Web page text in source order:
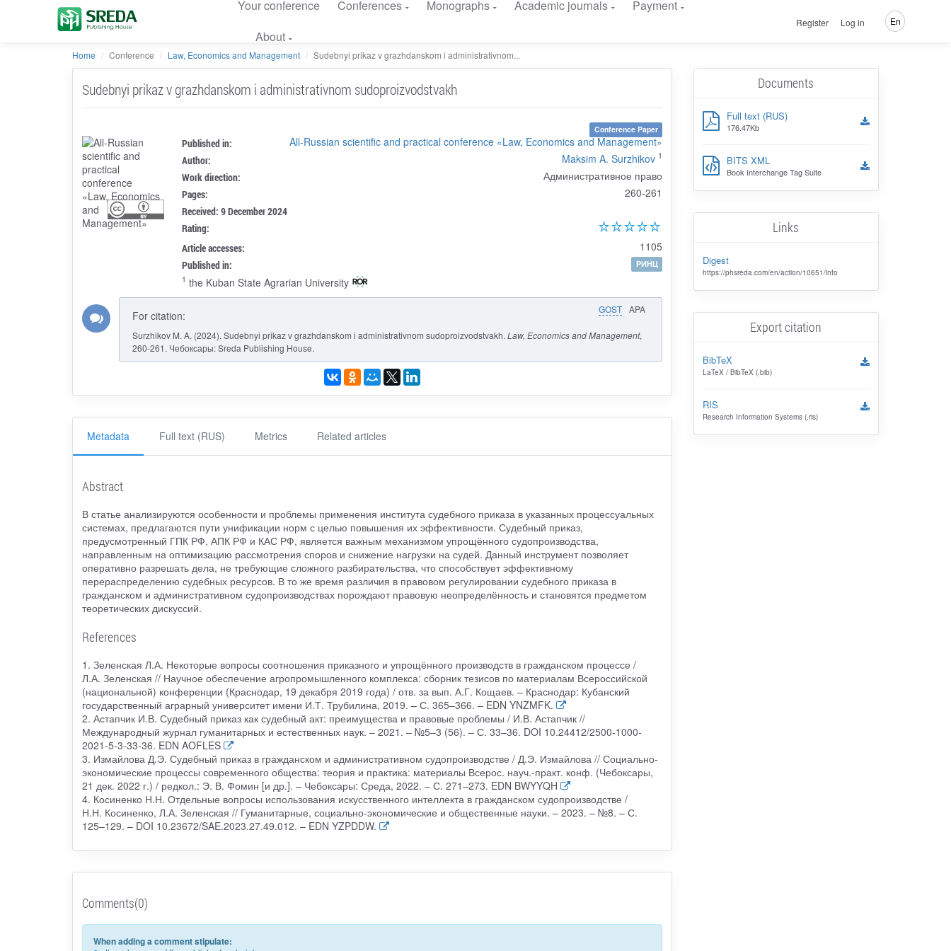
Your conference Conferences Monographs Academic journals
Payment
About
Register Log in En
Home Conference Law, Economics and Management Sudebnyi prikaz v grazhdanskom i administrativnom...
Sudebnyi prikaz v grazhdanskom i administrativnom sudoproizvodstvakh
Conference Paper
Published in: All-Russian scientific and practical conference «Law, Economics and Management»
Author: Maksim A. Surzhikov 1
Work direction: Административное право
Pages: 260-261
Received: 9 December 2024
Rating:
Article accesses:
1105
Published in:
РИНЦ
1 the Kuban State Agrarian University
GOST APA
For citation:
Surzhikov M. A. (2024). Sudebnyi prikaz v grazhdanskom i administrativnom sudoproizvodstvakh. Law, Economics and Management,
260-261. Чебоксары: Sreda Publishing House.
Metadata Full text (RUS) Metrics Related articles
Abstract
В статье анализируются особенности и проблемы применения института судебного приказа в указанных процессуальных
системах, предлагаются пути унификации норм с целью повышения их эффективности. Судебный приказ,
предусмотренный ГПК РФ, АПК РФ и КАС РФ, является важным механизмом упрощённого судопроизводства,
направленным на оптимизацию рассмотрения споров и снижение нагрузки на судей. Данный инструмент позволяет
оперативно разрешать дела, не требующие сложного разбирательства, что способствует эффективному
перераспределению судебных ресурсов. В то же время различия в правовом регулировании судебного приказа в
гражданском и административном судопроизводствах порождают правовую неопределённость и становятся предметом
теоретических дискуссий.
References
1. Зеленская Л.А. Некоторые вопросы соотношения приказного и упрощённого производств в гражданском процессе /
Л.А. Зеленская // Научное обеспечение агропромышленного комплекса: сборник тезисов по материалам Всероссийской
(национальной) конференции (Краснодар, 19 декабря 2019 года) / отв. за вып. А.Г. Кощаев. – Краснодар: Кубанский
государственный аграрный университет имени И.Т. Трубилина, 2019. – С. 365–366. – EDN YNZMFK.
2. Астапчик И.В. Судебный приказ как судебный акт: преимущества и правовые проблемы / И.В. Астапчик //
Международный журнал гуманитарных и естественных наук. – 2021. – №5–3 (56). – С. 33–36. DOI 10.24412/2500-1000-
2021-5-3-33-36. EDN AOFLES
3. Измайлова Д.Э. Судебный приказ в гражданском и административном судопроизводстве / Д.Э. Измайлова // Социально-
экономические процессы современного общества: теория и практика: материалы Всерос. науч.-практ. конф. (Чебоксары,
21 дек. 2022 г.) / редкол.: Э. В. Фомин [и др.]. – Чебоксары: Среда, 2022. – С. 271–273. EDN BWYYQH
4. Косиненко Н.Н. Отдельные вопросы использования искусственного интеллекта в гражданском судопроизводстве /
Н.Н. Косиненко, Л.А. Зеленская // Гуманитарные, социально-экономические и общественные науки. – 2023. – №8. – С.
125–129. – DOI 10.23672/SAE.2023.27.49.012. – EDN YZPDDW.
Comments(0)
When adding a comment stipulate:
Documents
Full text (RUS)
176.47Kb
BITS XML
Book Interchange Tag Suite
Links
Digest
https://phsreda.com/en/action/10651/info
Export citation
BibTeX
LaTeX / BibTeX (.bib)
RIS
Research Information Systems (.ris)